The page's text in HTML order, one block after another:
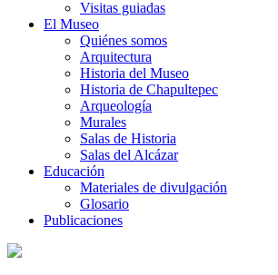
Visitas guiadas
El Museo
Quiénes somos
Arquitectura
Historia del Museo
Historia de Chapultepec
Arqueología
Murales
Salas de Historia
Salas del Alcázar
Educación
Materiales de divulgación
Glosario
Publicaciones